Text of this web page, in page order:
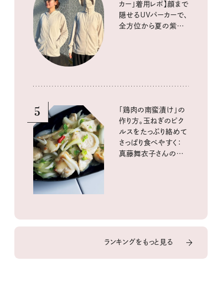
カー」着用レポ】顔まで
隠せるUVパーカーで、
全方位から夏の紫外
5
「鶏肉の南蛮漬け」の
作り方。玉ねぎのピク
ルスをたっぷり絡めて
さっぱり食べやすく：
真藤舞衣子さんの発
ランキングをもっと見る